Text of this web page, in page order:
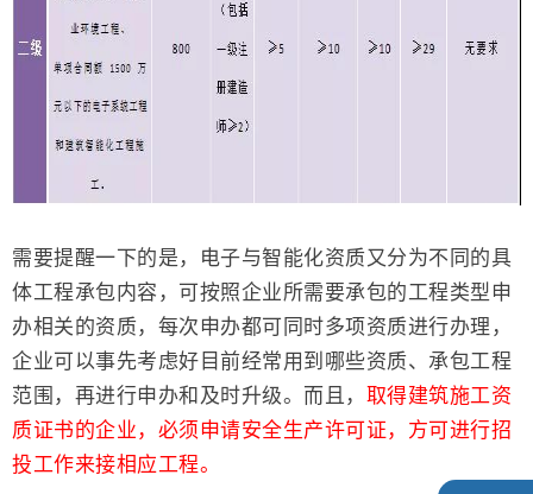
需要提醒一下的是，电子与智能化资质又分为不同的具
体工程承包内容，可按照企业所需要承包的工程类型申
办相关的资质，每次申办都可同时多项资质进行办理，
企业可以事先考虑好目前经常用到哪些资质、承包工程
范围，再进行申办和及时升级。而且， 取得建筑施工资
质证书的企业，必须申请安全生产许可证，方可进行招
投工作来接相应工程。